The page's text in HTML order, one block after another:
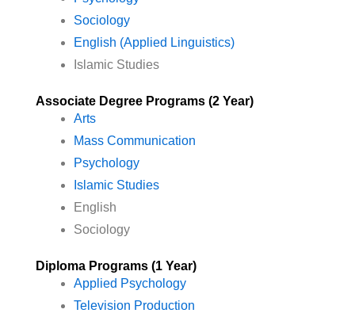
Sociology
English (Applied Linguistics)
Islamic Studies
Associate Degree Programs (2 Year)
Arts
Mass Communication
Psychology
Islamic Studies
English
Sociology
Diploma Programs (1 Year)
Applied Psychology
Television Production